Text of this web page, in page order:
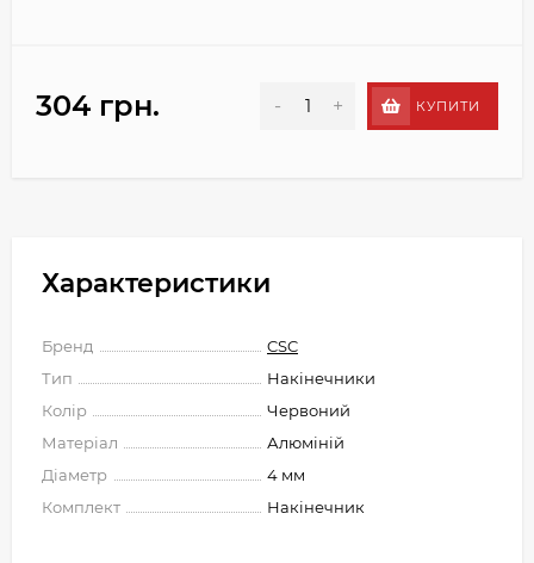
304 грн. - + КУПИТИ
Характеристики
Бренд
CSC
Тип
Накінечники
Колір
Червоний
Матеріал
Алюміній
Діаметр
4 мм
Комплект
Накінечник